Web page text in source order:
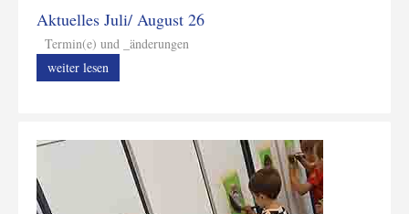
Aktuelles Juli/ August 26
Termin(e) und _änderungen
weiter lesen